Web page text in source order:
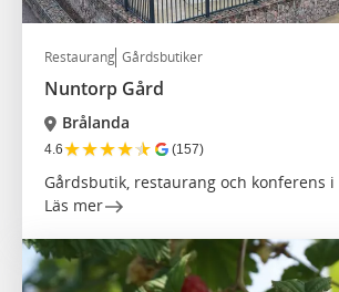
Restaurang Gårdsbutiker
Nuntorp Gård
Brålanda
4.6★★★★★ (157)
Gårdsbutik, restaurang och konferens
Läs mer